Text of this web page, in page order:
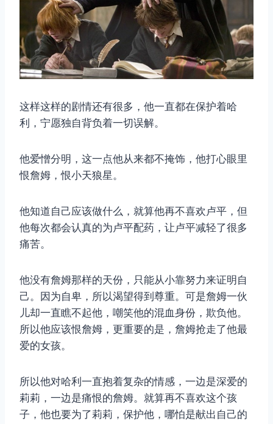
这样这样的剧情还有很多，他一直都在保护着哈
利，宁愿独自背负着一切误解。
他爱憎分明，这一点他从来都不掩饰，他打心眼里
恨詹姆，恨小天狼星。
他知道自己应该做什么，就算他再不喜欢卢平，但
他每次都会认真的为卢平配药，让卢平减轻了很多
痛苦。
他没有詹姆那样的天份，只能从小靠努力来证明自
己。因为自卑，所以渴望得到尊重。可是詹姆一伙
儿却一直瞧不起他，嘲笑他的混血身份，欺负他。
所以他应该恨詹姆，更重要的是，詹姆抢走了他最
爱的女孩。
所以他对哈利一直抱着复杂的情感，一边是深爱的
莉莉，一边是痛恨的詹姆。就算再不喜欢这个孩
子，他也要为了莉莉，保护他，哪怕是献出自己的
取消 搜索